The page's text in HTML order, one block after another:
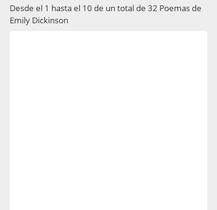
Desde el 1 hasta el 10 de un total de 32 Poemas de
Emily Dickinson